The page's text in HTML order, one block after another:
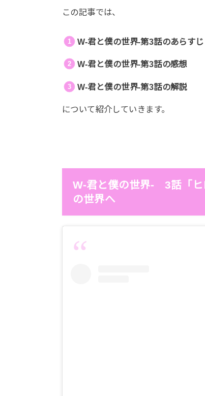
この記事では、
W-君と僕の世界-第3話のあらすじ
W-君と僕の世界-第3話の感想
W-君と僕の世界-第3話の解説
について紹介していきます。
W-君と僕の世界- 3話「ヒ
の世界へ